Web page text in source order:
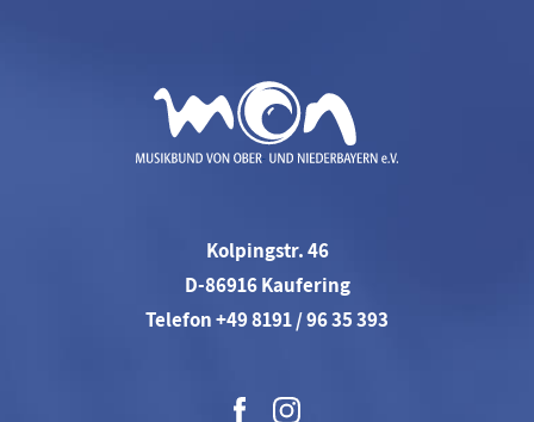
Kolpingstr. 46
D-86916 Kaufering
Telefon +49 8191 / 96 35 393